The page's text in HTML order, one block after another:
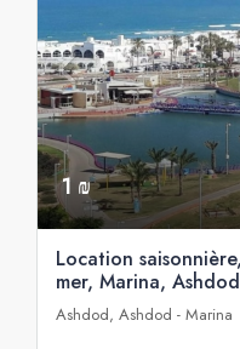
1 ₪
Location
mer, Marina, Ashdod
Ashdod, Ashdod - Marina